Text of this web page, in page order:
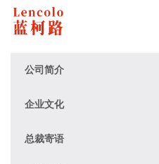
公司简介
企业文化
总裁寄语